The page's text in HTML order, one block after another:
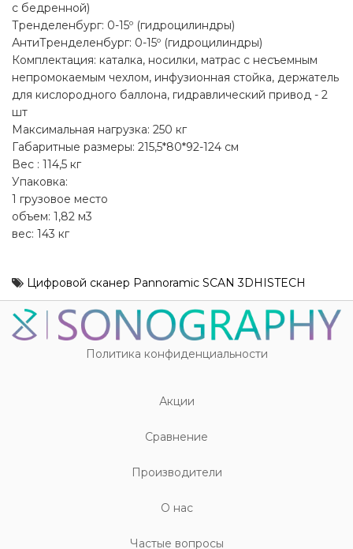
с бедренной)
Тренделенбург: 0-15º (гидроцилиндры)
АнтиТренделенбург: 0-15º (гидроцилиндры)
Комплектация: каталка, носилки, матрас с несъемным
непромокаемым чехлом, инфузионная стойка, держатель
для кислородного баллона, гидравлический привод - 2
шт
Максимальная нагрузка: 250 кг
Габаритные размеры: 215,5*80*92-124 см
Вес : 114,5 кг
Упаковка:
1 грузовое место
объем: 1,82 м3
вес: 143 кг
Цифровой сканер Pannoramic SCAN 3DHISTECH
Политика конфиденциальности
Акции
Cравнение
Производители
О нас
Частые вопросы